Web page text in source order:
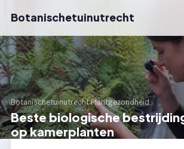
Botanischetuinutrecht
Botanischetuinutrecht›Plantgezondheid
Beste biologische
op kamerplanten